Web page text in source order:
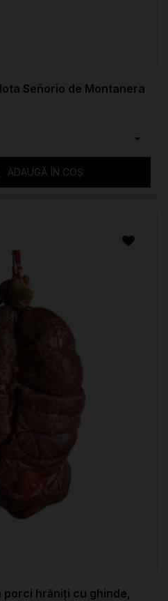
Señorio de Montanera
ADAUGĂ ÎN COȘ
hrăniți cu ghinde,